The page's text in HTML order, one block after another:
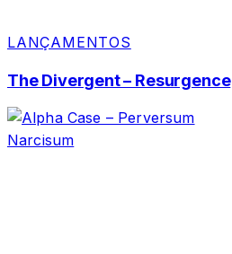
LANÇAMENTOS
The Divergent – Resurgence